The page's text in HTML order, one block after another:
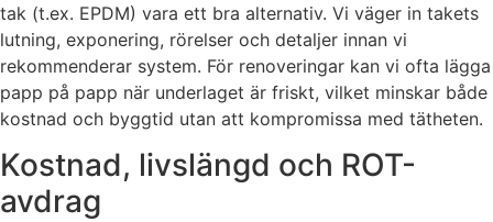
tak (t.ex. EPDM) vara ett bra alternativ. Vi väger in takets
lutning, exponering, rörelser och detaljer innan vi
rekommenderar system. För renoveringar kan vi ofta lägga
papp på papp när underlaget är friskt, vilket minskar både
kostnad och byggtid utan att kompromissa med tätheten.
Kostnad, livslängd och ROT-
avdrag